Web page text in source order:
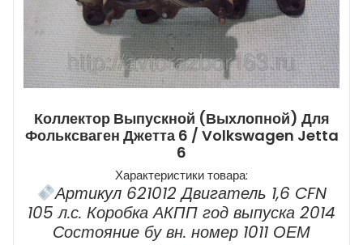
Коллектор Выпускной (выхлопной) Для
Фольксваген Джетта 6 / Volkswagen Jetta
6
Характеристики товара:
Артикул 621012 Двигатель 1,6 CFN
105 л.с. Коробка АКПП год выпуска 2014
Состояние бу вн. номер 1011 ОЕМ